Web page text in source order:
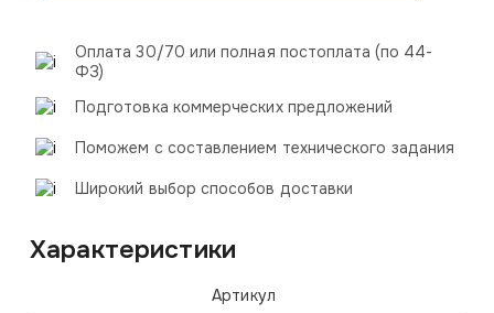
Оплата 30/70 или полная постоплата (по 44-
ФЗ)
Подготовка коммерческих предложений
Поможем с составлением технического задания
Широкий выбор способов доставки
Характеристики
Артикул